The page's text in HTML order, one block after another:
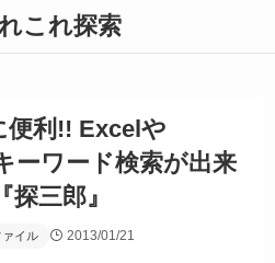
これ探索
便利!! Excelや
ーワード検索が出来
三郎』
ァイル 2013/01/21